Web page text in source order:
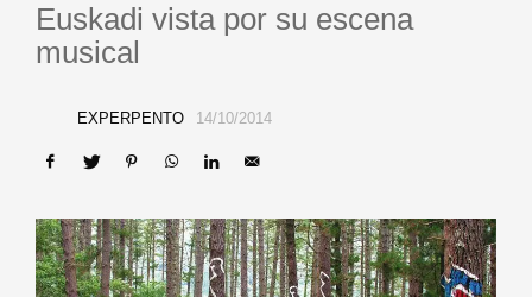
Euskadi vista por su escena
musical
EXPERPENTO 14/10/2014